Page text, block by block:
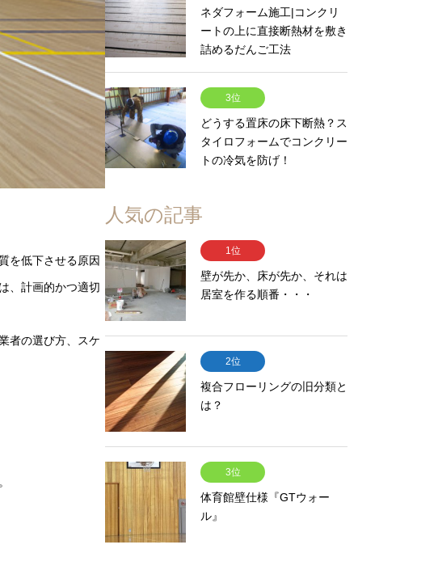
を低下させる原因
、計画的かつ適切
者の選び方、スケ
ネダフォーム施工|コンクリ
ートの上に直接断熱材を敷き
詰めるだんご工法
3位
どうする置床の床下断熱？ス
タイロフォームでコンクリー
トの冷気を防げ！
人気の記事
1位
壁が先か、床が先か、それは
居室を作る順番・・・
2位
複合フローリングの旧分類と
は？
3位
体育館壁仕様『GTウォー
ル』